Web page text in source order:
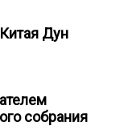
Дун
собрания